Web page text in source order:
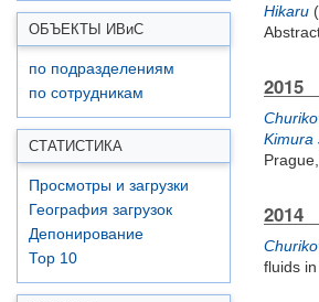
ОБЪЕКТЫ ИВиС
по подразделениям
по сотрудникам
СТАТИСТИКА
Просмотры и загрузки
География загрузок
Депонирование
Top 10
Hikaru
2015
Kimura
2014
fluids